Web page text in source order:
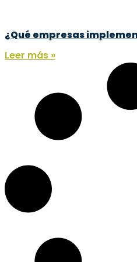
¿Qué empresas
Leer más »